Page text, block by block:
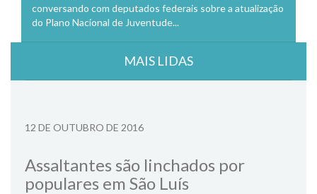
conversando com deputados federais sobre a atualização
do Plano Nacional de Juventude...
MAIS LIDAS
12 DE OUTUBRO DE 2016
Assaltantes são linchados por
populares em São Luís